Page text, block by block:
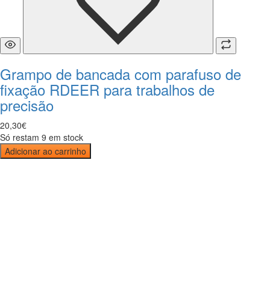
Grampo de bancada com parafuso de
fixação RDEER para trabalhos de
precisão
20,30€
Só restam 9 em stock
Adicionar ao carrinho